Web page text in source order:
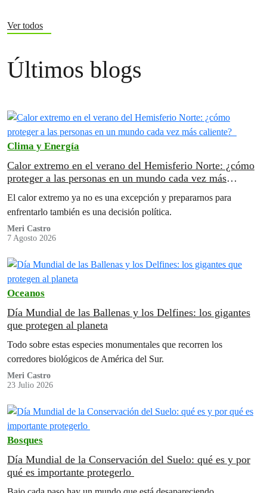
Ver todos
Últimos blogs
Clima y Energía
Calor extremo en el verano del Hemisferio Norte: ¿cómo
proteger a las personas en un mundo cada vez más
El calor extremo ya no es una excepción y prepararnos para
enfrentarlo también es una decisión política.
Meri Castro
7 Agosto 2026
Oceanos
Día Mundial de las Ballenas y los Delfines: los gigantes
que protegen al planeta
Todo sobre estas especies monumentales que recorren los
corredores biológicos de América del Sur.
Meri Castro
23 Julio 2026
Bosques
Día Mundial de la Conservación del Suelo: qué es y por
qué es importante protegerlo